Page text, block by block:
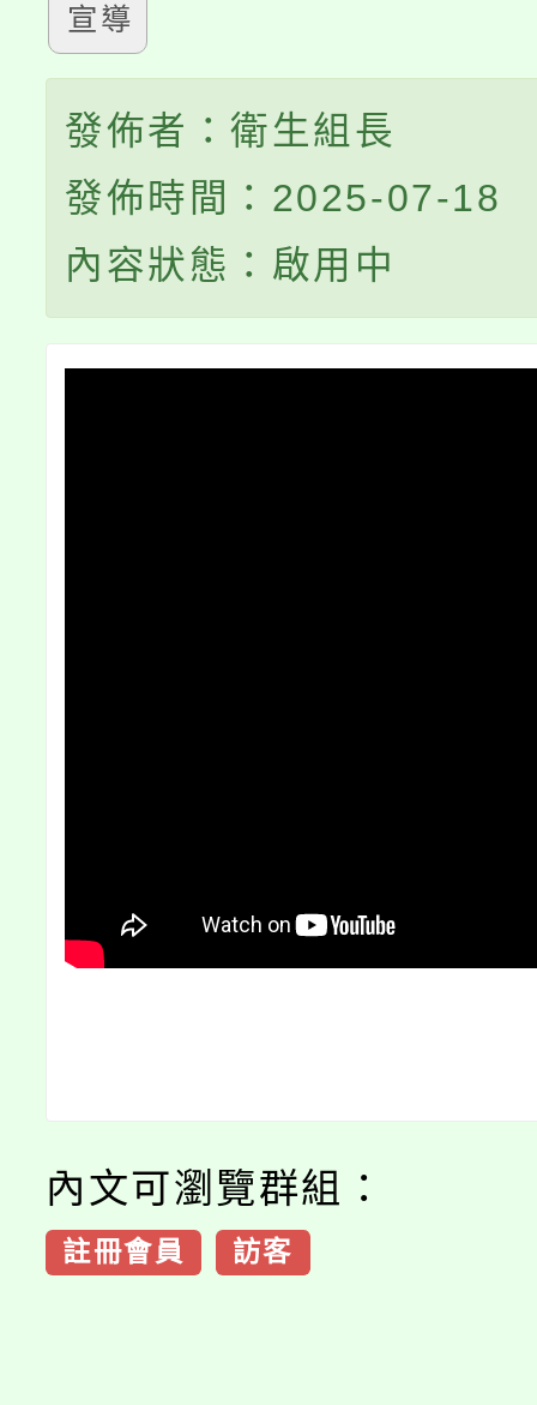
宣導
發佈者：衛生組長
發佈時間：2025-07-18
內容狀態：啟用中
內文可瀏覽群組：
註冊會員 訪客